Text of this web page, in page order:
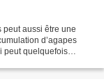
peut aussi être une
d’agapes
peut quelquefois